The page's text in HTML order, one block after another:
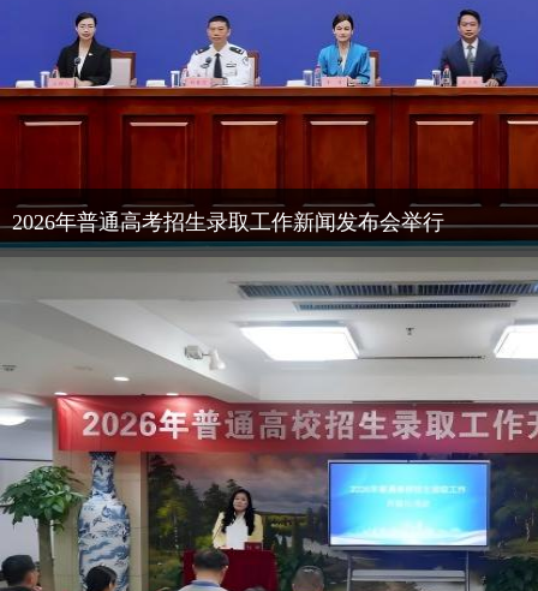
2026年普通高考招生录取工作新闻发布会举行